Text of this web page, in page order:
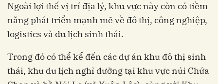
Ngoài lợi thế vị trí địa lý, khu vực này còn có tiềm
năng phát triển mạnh mẽ về đô thị, công nghiệp,
logistics và du lịch sinh thái.
Trong đó có thể kể đến các dự án khu đô thị sinh
thái, khu du lịch nghỉ dưỡng tại khu vực núi Chứa